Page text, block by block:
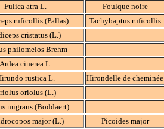
Fulica atra L. Foulque noire
ruficollis (Pallas) Tachybaptus ruficollis
cristatus (L.)
philomelos Brehm
Ardea cinerea L.
rustica L. Hirondelle de cheminée
oriolus (L.)
migrans (Boddaert)
major (L.) Picoides major